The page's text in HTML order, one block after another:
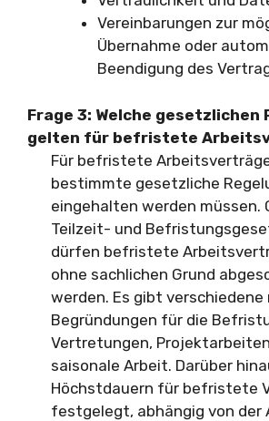
Vereinbarungen zur
Übernahme oder
Beendigung des
Frage 3: Welche gesetzlichen
gelten für befristete
Für befristete
bestimmte gesetzliche
eingehalten werden müssen.
Teilzeit- und
dürfen befristete
ohne sachlichen Grund
werden. Es gibt
Begründungen für die
Vertretungen,
saisonale Arbeit. Darüber
Höchstdauern für befristete
festgelegt, abhängig von der